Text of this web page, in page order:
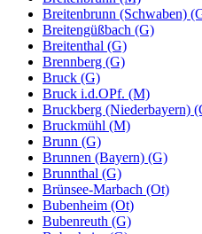
Breitenbrunn (Schwaben)
Breitengüßbach (G)
Breitenthal (G)
Brennberg (G)
Bruck (G)
Bruck i.d.OPf. (M)
Bruckberg (Niederbayern)
Bruckmühl (M)
Brunn (G)
Brunnen (Bayern) (G)
Brunnthal (G)
Brünsee-Marbach (Ot)
Bubenheim (Ot)
Bubenreuth (G)